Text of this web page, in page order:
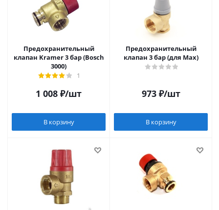
Предохранительный
клапан Kramer 3 бар (Bosch
3000)
1
1 008 ₽/шт
В корзину
Предохранительный
клапан 3 бар (для Max)
973₽/шт
В корзину